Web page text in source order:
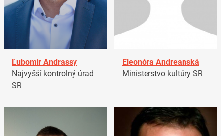
Ľubomír Andrassy
Najvyšší kontrolný úrad
SR
Eleonóra Andreanská
Ministerstvo kultúry SR